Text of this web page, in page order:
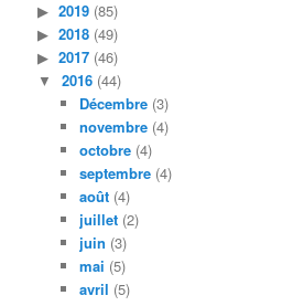
2019 (85)
2018 (49)
2017 (46)
2016 (44)
Décembre(3)
novembre(4)
octobre(4)
septembre(4)
août(4)
juillet(2)
juin (3)
mai (5)
avril (5)